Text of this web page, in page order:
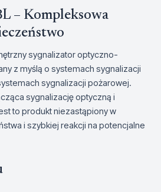
– Kompleksowa
sygnalizator optyczno-
z myślą o systemach sygnalizacji
sygnalizacji pożarowej.
sygnalizację optyczną i
to produkt niezastąpiony w
i szybkiej reakcji na potencjalne